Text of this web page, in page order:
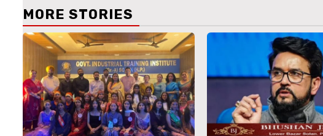
MORE STORIES